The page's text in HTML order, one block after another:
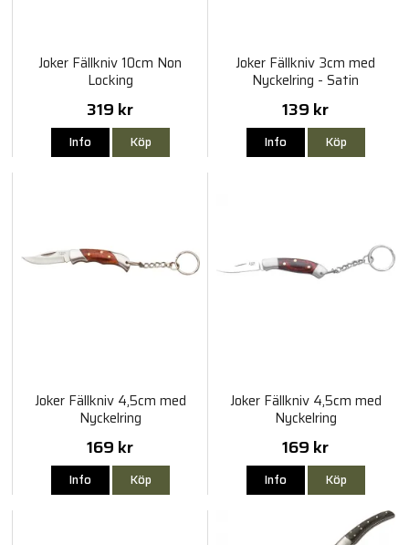
Joker Fällkniv 10cm Non
Locking
319 kr
Info Köp
Joker Fällkniv 3cm med
Nyckelring - Satin
139 kr
Info Köp
Joker Fällkniv 4,5cm med
Nyckelring
169 kr
Info Köp
Joker Fällkniv 4,5cm med
Nyckelring
169 kr
Info Köp